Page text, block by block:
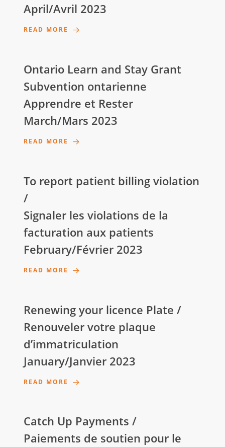
April/Avril 2023
READ MORE
Ontario Learn and Stay Grant
Subvention ontarienne
Apprendre et Rester
March/Mars 2023
READ MORE
To report patient billing violation
/
Signaler les violations de la
facturation aux patients
February/Février 2023
READ MORE
Renewing your licence Plate /
Renouveler votre plaque
d’immatriculation
January/Janvier 2023
READ MORE
Catch Up Payments /
Paiements de soutien pour le